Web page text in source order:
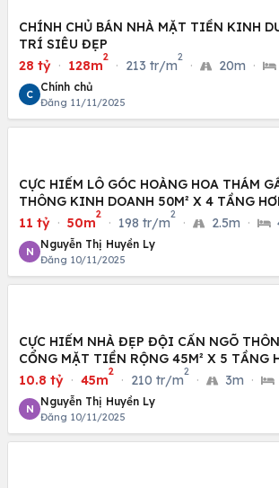
CHÍNH CHỦ BÁN NHÀ MẶT TIỀN KINH
TRÍ SIÊU ĐẸP
28 tỷ · 128m
2
· 213 tr/m
2
· 20m ·
C
Chính chủ
Đăng 11/11/2025
CỰC HIẾM LÔ GÓC HOÀNG HOA THÁM
THÔNG KINH DOANH 50M² X 4 TẦNG
11 tỷ · 50m
2
· 198 tr/m
2
· 2.5m ·
N
Nguyễn Thị Huyền Ly
Đăng 10/11/2025
CỰC HIẾM NHÀ ĐẸP ĐỘI CẤN NGÕ
CỔNG MẶT TIỀN RỘNG 45M² X 5 TẦNG
10.8 tỷ · 45m
2
· 210 tr/m
2
· 3m ·
N
Nguyễn Thị Huyền Ly
Đăng 10/11/2025